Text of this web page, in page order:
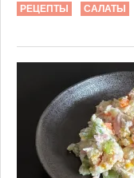
РЕЦЕПТЫ САЛАТЫ